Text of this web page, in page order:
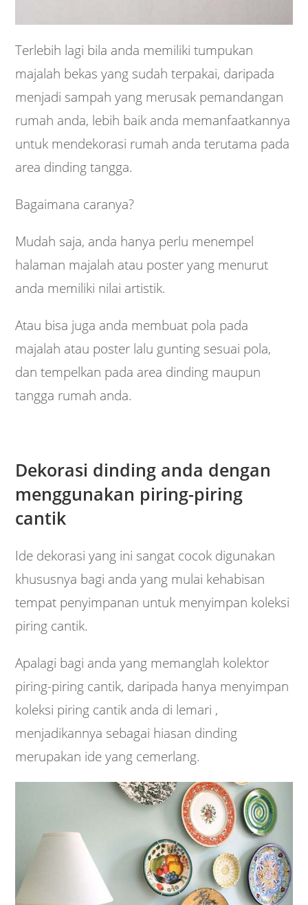
Terlebih lagi bila anda memiliki tumpukan
majalah bekas yang sudah terpakai, daripada
menjadi sampah yang merusak pemandangan
rumah anda, lebih baik anda memanfaatkannya
untuk mendekorasi rumah anda terutama pada
area dinding tangga.
Bagaimana caranya?
Mudah saja, anda hanya perlu menempel
halaman majalah atau poster yang menurut
anda memiliki nilai artistik.
Atau bisa juga anda membuat pola pada
majalah atau poster lalu gunting sesuai pola,
dan tempelkan pada area dinding maupun
tangga rumah anda.
Dekorasi dinding anda dengan
menggunakan piring-piring
cantik
Ide dekorasi yang ini sangat cocok digunakan
khususnya bagi anda yang mulai kehabisan
tempat penyimpanan untuk menyimpan koleksi
piring cantik.
Apalagi bagi anda yang memanglah kolektor
piring-piring cantik, daripada hanya menyimpan
koleksi piring cantik anda di lemari ,
menjadikannya sebagai hiasan dinding
merupakan ide yang cemerlang.